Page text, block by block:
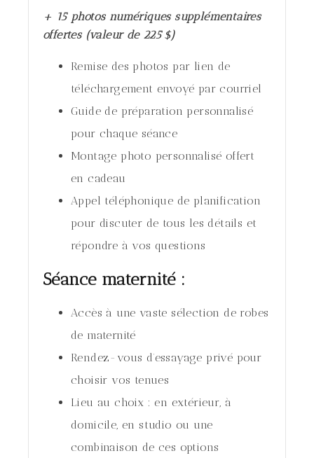
+ 15 photos numériques supplémentaires
offertes (valeur de 225 $)
Remise des photos par lien de
téléchargement envoyé par courriel
Guide de préparation personnalisé
pour chaque séance
Montage photo personnalisé offert
en cadeau
Appel téléphonique de planification
pour discuter de tous les détails et
répondre à vos questions
Séance maternité :
Accès à une vaste sélection de robes
de maternité
Rendez-vous d’essayage privé pour
choisir vos tenues
Lieu au choix : en extérieur, à
domicile, en studio ou une
combinaison de ces options